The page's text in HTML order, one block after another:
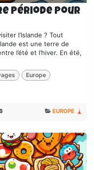
période pour
l’Islande ? Tout
est une terre de
l’été et l’hiver. En été,
Europe
EUROPE 🗼